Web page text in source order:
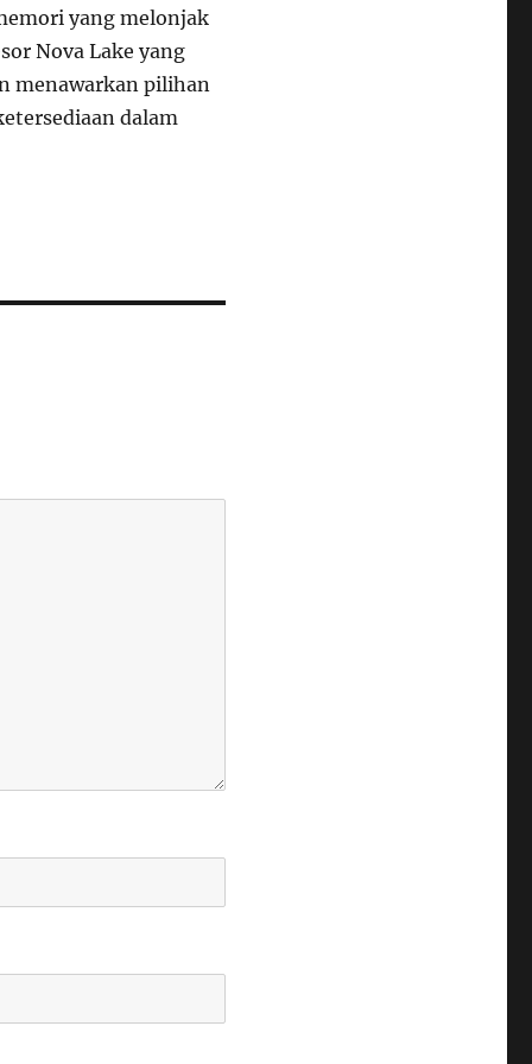
yang melonjak
Nova Lake yang
menawarkan pilihan
dalam